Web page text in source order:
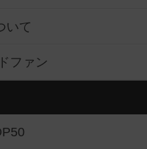
いて
ファン